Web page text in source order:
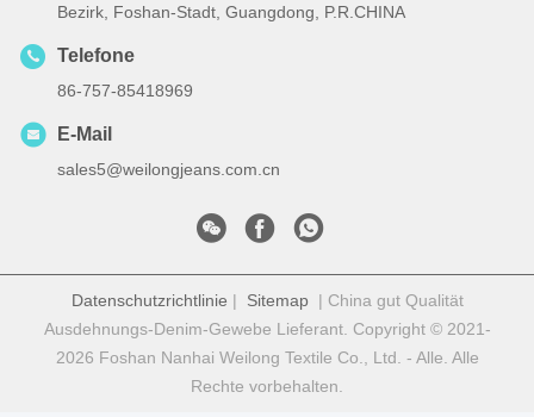
Bezirk, Foshan-Stadt, Guangdong, P.R.CHINA
Telefone
86-757-85418969
E-Mail
sales5@weilongjeans.com.cn
Datenschutzrichtlinie | Sitemap| China gut Qualität
Ausdehnungs-Denim-Gewebe Lieferant. Copyright © 2021-
2026 Foshan Nanhai Weilong Textile Co., Ltd. - Alle. Alle
Rechte vorbehalten.